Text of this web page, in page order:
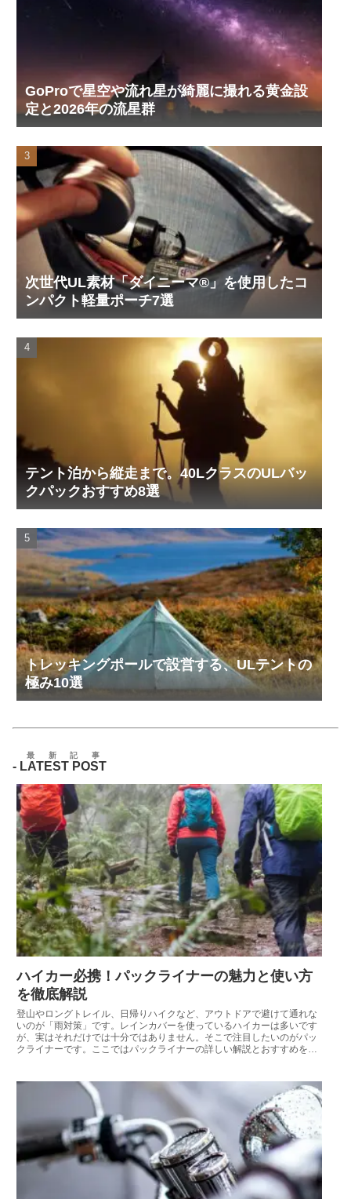
GoProで星空や流れ星が綺麗に撮れる黄金設
定と2026年の流星群
次世代UL素材「ダイニーマ®」を使用したコ
ンパクト軽量ポーチ7選
テント泊から縦走まで。40LクラスのULバッ
クパックおすすめ8選
トレッキングポールで設営する、ULテントの
極み10選
- LATEST POST
最新記事
ハイカー必携！パックライナーの魅力と使い方
を徹底解説
登山やロングトレイル、日帰りハイクなど、アウトドアで避けて通れな
いのが「雨対策」です。レインカバーを使っているハイカーは多いです
が、実はそれだけでは十分ではありません。そこで注目したいのがパッ
クライナーです。ここではパックライナーの詳しい解説とおすすめを紹